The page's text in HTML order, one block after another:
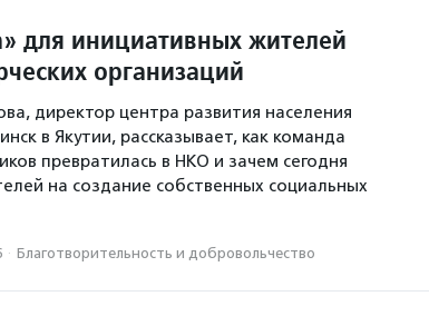
для инициативных жителей
организаций
директор центра развития населения
в Якутии, рассказывает, как команда
превратилась в НКО и зачем сегодня
на создание собственных социальных
· Благотвори­тель­ность и доброволь­чест­во